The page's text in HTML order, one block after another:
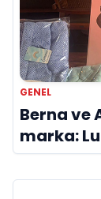
GENEL
Berna ve
marka: